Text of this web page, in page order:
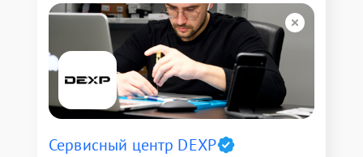
Сервисный центр DEXP